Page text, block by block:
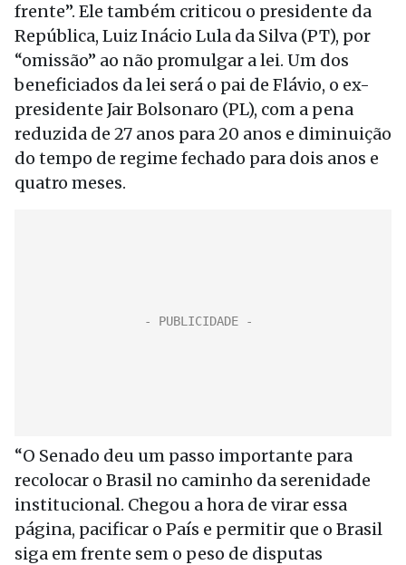
frente”. Ele também criticou o presidente da
República, Luiz Inácio Lula da Silva (PT), por
“omissão” ao não promulgar a lei. Um dos
beneficiados da lei será o pai de Flávio, o ex-
presidente Jair Bolsonaro (PL), com a pena
reduzida de 27 anos para 20 anos e diminuição
do tempo de regime fechado para dois anos e
quatro meses.
“O Senado deu um passo importante para
recolocar o Brasil no caminho da serenidade
institucional. Chegou a hora de virar essa
página, pacificar o País e permitir que o Brasil
siga em frente sem o peso de disputas